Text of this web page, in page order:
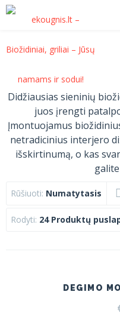
Didžiausias sieninių
juos įrengti
Įmontuojamus
netradicinius interjero
išskirtinumą, o kas
Rūšiuoti: Numatytasis
Rodyti: 24 Produktų
DEGIMO